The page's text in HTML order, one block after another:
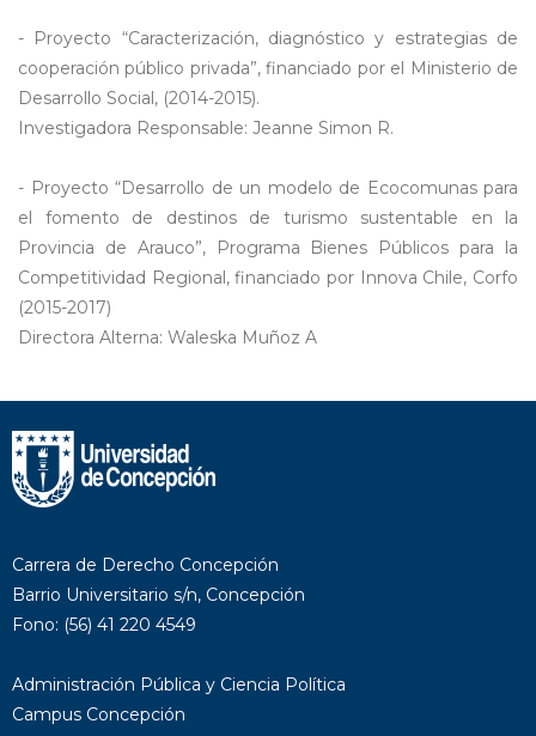
- Proyecto “Caracterización, diagnóstico y estrategias de
cooperación público privada”, financiado por el Ministerio de
Desarrollo Social, (2014-2015).
Investigadora Responsable: Jeanne Simon R.
- Proyecto “Desarrollo de un modelo de Ecocomunas para
el fomento de destinos de turismo sustentable en la
Provincia de Arauco”, Programa Bienes Públicos para la
Competitividad Regional, financiado por Innova Chile, Corfo
(2015-2017)
Directora Alterna: Waleska Muñoz A
Carrera de Derecho Concepción
Barrio Universitario s/n, Concepción
Fono: (56) 41 220 4549
Administración Pública y Ciencia Política
Campus Concepción